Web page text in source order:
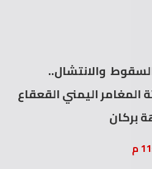
والانتشال..
اليمني القعقاع